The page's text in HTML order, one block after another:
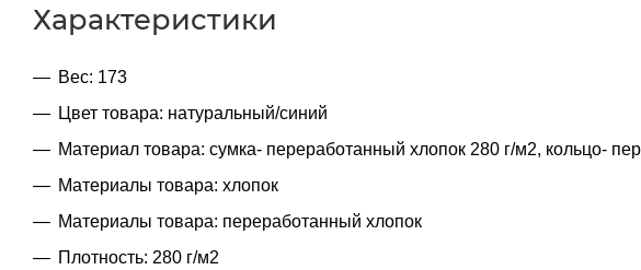
Характеристики
Вес: 173
Цвет товара: натуральный/синий
Материал товара: сумка- переработанный хлопок 280 г/м2, кольцо-
Материалы товара: хлопок
Материалы товара: переработанный хлопок
Плотность: 280 г/м2